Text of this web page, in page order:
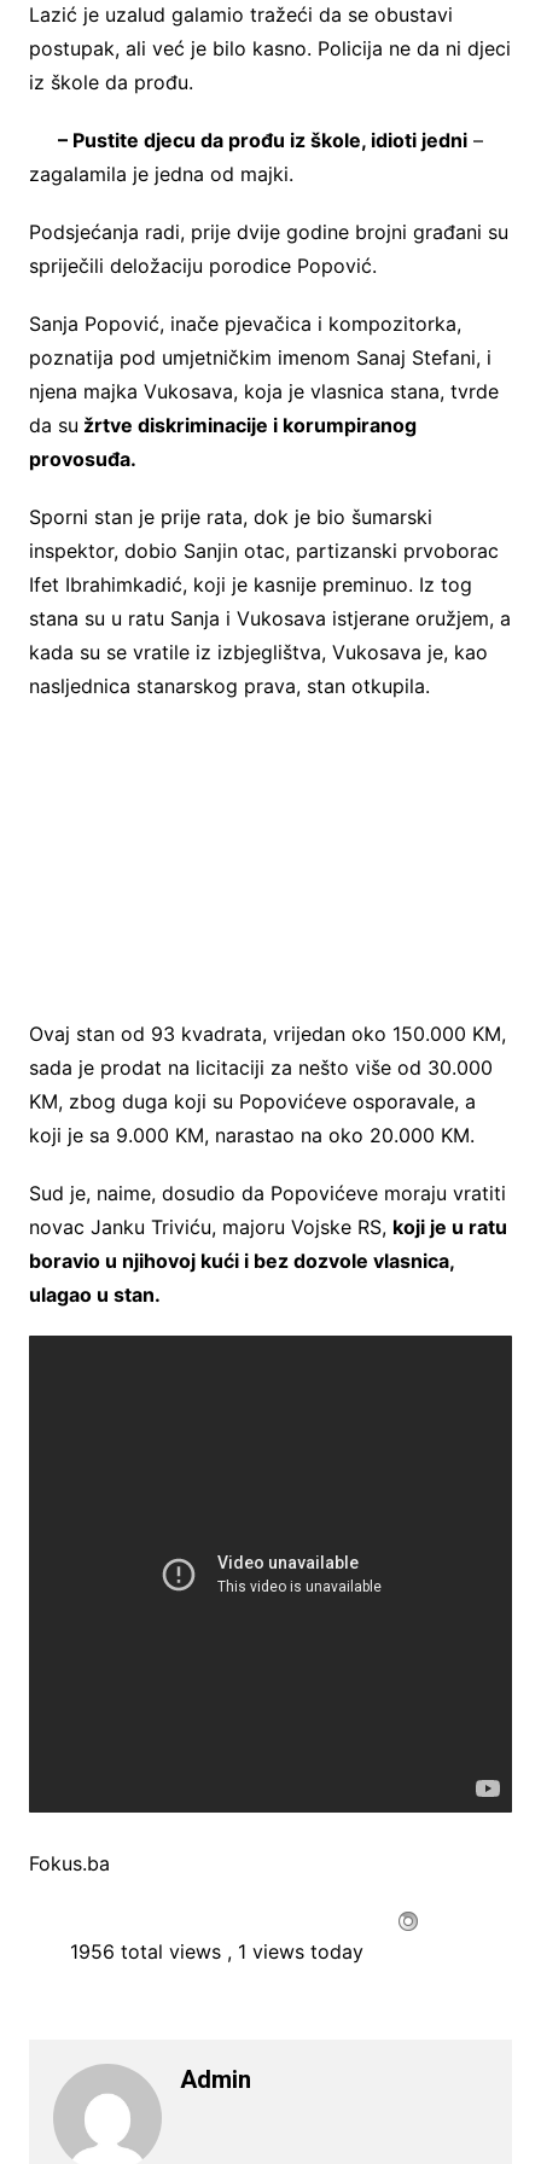
Lazić je uzalud galamio tražeći da se obustavi
postupak, ali već je bilo kasno. Policija ne da ni djeci
iz škole da prođu.
– Pustite djecu da prođu iz škole, idioti jedni–
zagalamila je jedna od majki.
Podsjećanja radi, prije dvije godine brojni građani su
spriječili deložaciju porodice Popović.
Sanja Popović, inače pjevačica i kompozitorka,
poznatija pod umjetničkim imenom Sanaj Stefani, i
njena majka Vukosava, koja je vlasnica stana, tvrde
da su žrtve diskriminacije i korumpiranog
provosuđa.
Sporni stan je prije rata, dok je bio šumarski
inspektor, dobio Sanjin otac, partizanski prvoborac
Ifet Ibrahimkadić, koji je kasnije preminuo. Iz tog
stana su u ratu Sanja i Vukosava istjerane oružjem, a
kada su se vratile iz izbjeglištva, Vukosava je, kao
nasljednica stanarskog prava, stan otkupila.
Ovaj stan od 93 kvadrata, vrijedan oko 150.000 KM,
sada je prodat na licitaciji za nešto više od 30.000
KM, zbog duga koji su Popovićeve osporavale, a
koji je sa 9.000 KM, narastao na oko 20.000 KM.
Sud je, naime, dosudio da Popovićeve moraju vratiti
novac Janku Triviću, majoru Vojske RS, koji je u ratu
boravio u njihovoj kući i bez dozvole vlasnica,
ulagao u stan.
Fokus.ba
1956 total views , 1 views today
Admin